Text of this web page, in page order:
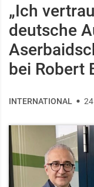
„Ich
deutsche
bei Robert
INTERNATIONAL